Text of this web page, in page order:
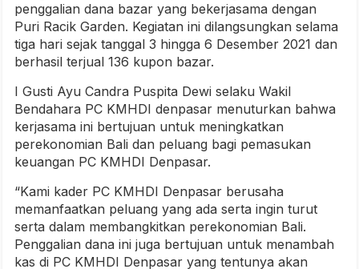
penggalian dana bazar yang bekerjasama dengan
Puri Racik Garden. Kegiatan ini dilangsungkan selama
tiga hari sejak tanggal 3 hingga 6 Desember 2021 dan
berhasil terjual 136 kupon bazar.
I Gusti Ayu Candra Puspita Dewi selaku Wakil
Bendahara PC KMHDI denpasar menuturkan bahwa
kerjasama ini bertujuan untuk meningkatkan
perekonomian Bali dan peluang bagi pemasukan
keuangan PC KMHDI Denpasar.
“Kami kader PC KMHDI Denpasar berusaha
memanfaatkan peluang yang ada serta ingin turut
serta dalam membangkitkan perekonomian Bali.
Penggalian dana ini juga bertujuan untuk menambah
kas di PC KMHDI Denpasar yang tentunya akan